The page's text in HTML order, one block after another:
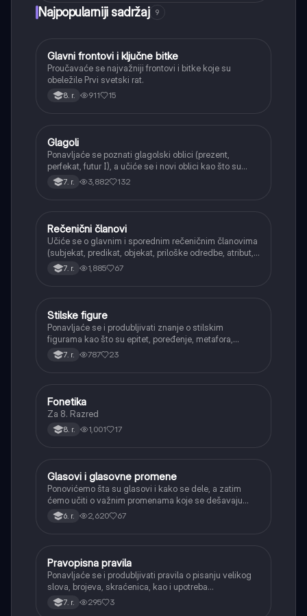
Najpopularniji sadržaj 9
Istorija
Glavni frontovi i ključne bitke
Proučavaće se najvažniji frontovi i bitke koje su
obeležile Prvi svetski rat.
8. r. 911 15
Srpski jezik
Glagoli
Ponavljaće se poznati glagolski oblici (prezent,
perfekat, futur I), a učiće se i novi oblici kao što su
aorist, imperfekat, pluskvamperfekat, futur II, kao i
glagolski prilozi i pridevi.
7. r. 3,882 132
Srpski jezik
Rečenični članovi
Učiće se o glavnim i sporednim rečeničnim članovima
(subjekat, predikat, objekat, priloške odredbe, atribut,
apozicija) i njihovoj funkciji.
7. r. 1,885 67
Srpski jezik
Stilske figure
Ponavljaće se i produbljivati znanje o stilskim
figurama kao što su epitet, poređenje, metafora,
personifikacija, hiperbola, onomatopeja, aliteracija i
asonanca, razumevajući njihovu ulogu u tekstu.
7. r. 787 23
Srpski jezik
Fonetika
Za 8. Razred
8. r. 1,001 17
Srpski jezik
Glasovi i glasovne promene
Ponovićemo šta su glasovi i kako se dele, a zatim
ćemo učiti o važnim promenama koje se dešavaju
kada se glasovi nađu jedan pored drugog u rečima
(npr. jednačenje suglasnika po zvučnosti i mestu
6. r. 2,620 67
Srpski jezik
Pravopisna pravila
Ponavljaće se i produbljivati pravila o pisanju velikog
slova, brojeva, skraćenica, kao i upotreba
interpunkcije, sa posebnim fokusom na zarez u
složenoj rečenici.
7. r. 295 3